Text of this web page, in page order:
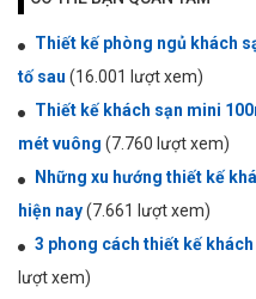
Thiết kế phòng ngủ khách
tố sau (16.001 lượt xem)
Thiết kế khách sạn mini
mét vuông (7.760 lượt xem)
Những xu hướng thiết kế
hiện nay(7.661 lượt xem)
3 phong cách thiết kế
lượt xem)